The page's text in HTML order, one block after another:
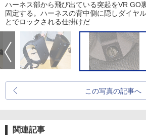
ハーネス部から飛び出ている突起をVR GO
固定する。ハーネスの背中側に隠しダイヤ
とでロックされる仕掛けだ
この写真の記事へ
関連記事